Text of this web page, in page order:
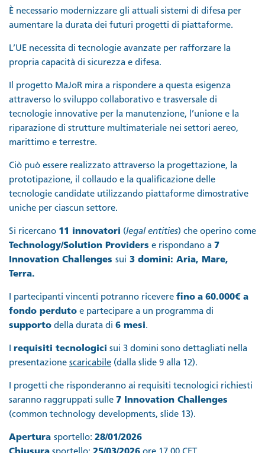
È necessario modernizzare gli attuali sistemi di difesa per
aumentare la durata dei futuri progetti di piattaforme.
L’UE necessita di tecnologie avanzate per rafforzare la
propria capacità di sicurezza e difesa.
Il progetto MaJoR mira a rispondere a questa esigenza
attraverso lo sviluppo collaborativo e trasversale di
tecnologie innovative per la manutenzione, l’unione e la
riparazione di strutture multimateriale nei settori aereo,
marittimo e terrestre.
Ciò può essere realizzato attraverso la progettazione, la
prototipazione, il collaudo e la qualificazione delle
tecnologie candidate utilizzando piattaforme dimostrative
uniche per ciascun settore.
Si ricercano 11 innovatori (legal entities) che operino come
Technology/Solution Providers e rispondano a 7
Innovation Challenges sui 3 domini: Aria, Mare,
Terra.
I partecipanti vincenti potranno ricevere fino a 60.000€ a
fondo perduto e partecipare a un programma di
supporto della durata di 6 mesi.
requisiti tecnologici sui 3 domini sono dettagliati nella
presentazione scaricabile (dalla slide 9 alla 12).
I progetti che risponderanno ai requisiti tecnologici richiesti
saranno raggruppati sulle 7 Innovation Challenges
(common technology developments, slide 13).
Apertura sportello: 28/01/2026